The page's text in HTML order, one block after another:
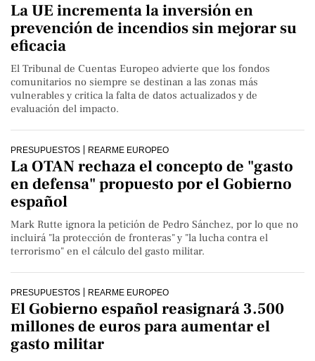
La UE incrementa la inversión en
prevención de incendios sin mejorar su
eficacia
El Tribunal de Cuentas Europeo advierte que los fondos
comunitarios no siempre se destinan a las zonas más
vulnerables y critica la falta de datos actualizados y de
evaluación del impacto.
PRESUPUESTOS REARME EUROPEO
La OTAN rechaza el concepto de "gasto
en defensa" propuesto por el Gobierno
español
Mark Rutte ignora la petición de Pedro Sánchez, por lo que no
incluirá "la protección de fronteras" y "la lucha contra el
terrorismo" en el cálculo del gasto militar.
PRESUPUESTOS REARME EUROPEO
El Gobierno español reasignará 3.500
millones de euros para aumentar el
gasto militar